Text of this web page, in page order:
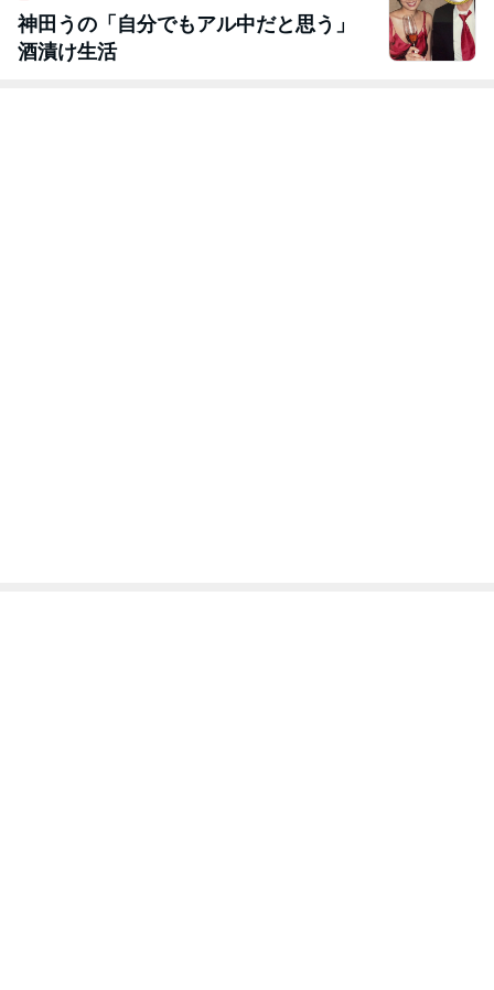
神田うの「自分でもアル中だと思う」
酒漬け生活